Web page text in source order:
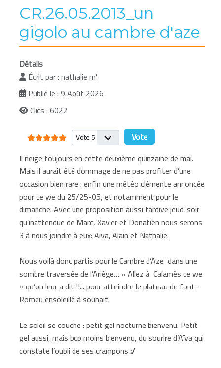
CR.26.05.2013_un
gigolo au cambre d'aze
Détails
Écrit par :nathalie m'
Publié le : 9 Août 2026
Clics : 6022
Vote utilisateur:5/5
Veuillez voter
Il neige toujours en cette deuxième quinzaine de mai.
Mais il aurait été dommage de ne pas profiter d’une
occasion bien rare : enfin une météo clémente annoncée
pour ce we du 25/25-05, et notamment pour le
dimanche. Avec une proposition aussi tardive jeudi soir
qu’inattendue de Marc, Xavier et Donatien nous serons
3 à nous joindre à eux: Aiva, Alain et Nathalie.
Nous voilà donc partis pour le Cambre d’Aze dans une
sombre traversée de l’Ariège… « Allez à Calamès ce we
» qu’on leur a dit !!... pour atteindre le plateau de font-
Romeu ensoleillé à souhait.
Le soleil se couche : petit gel nocturne bienvenu. Petit
gel aussi, mais bcp moins bienvenu, du sourire d’Aïva qui
constate l’oubli de ses crampons:/